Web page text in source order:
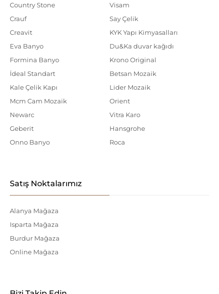
Country Stone
Crauf
Creavit
Eva Banyo
Formina Banyo
İdeal Standart
Kale Çelik Kapı
Mcm Cam Mozaik
Newarc
Geberit
Onno Banyo
Visam
Say Çelik
KYK Yapı Kimyasalları
Du&Ka duvar kağıdı
Krono Original
Betsan Mozaik
Lider Mozaik
Orient
Vitra Karo
Hansgrohe
Roca
Satış Noktalarımız
Alanya Mağaza
Isparta Mağaza
Burdur Mağaza
Online Mağaza